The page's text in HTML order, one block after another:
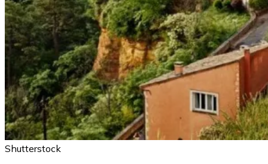
Shutterstock